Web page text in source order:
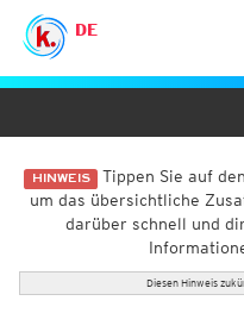
DE
HINWEIS Tippen Sie auf
um das übersichtliche
darüber schnell und
Diesen Hinweis